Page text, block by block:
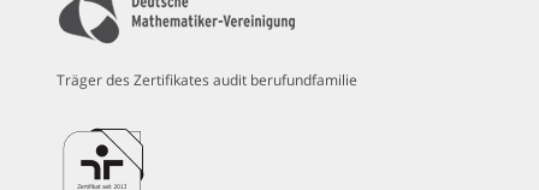
Träger des Zertifikates audit berufundfamilie